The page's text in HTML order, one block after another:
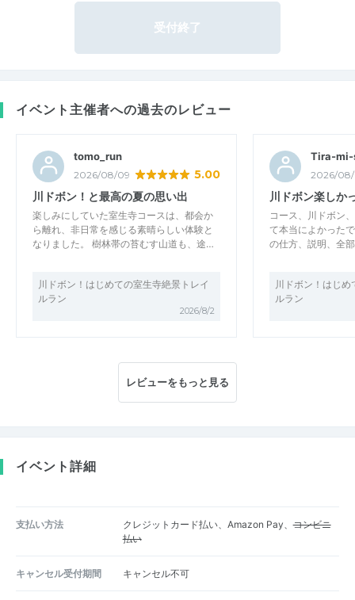
受付終了
イベント主催者への過去のレビュー
tomo_run
2026/08/09 5.00
川ドボン！と最高の夏の思い出
楽しみにしていた室生寺コースは、都会か
ら離れ、非日常を感じる素晴らしい体験と
なりました。 樹林帯の苔むす山道も、途…
川ドボン！はじめての室生寺絶景トレイ
ルラン
2026/8/2
Tira-mi-
2026/
川ドボン楽しか
コース、川ドボン
て本当によかった
の仕方、説明、全
川ドボン！はじ
ルラン
レビューをもっと見る
イベント詳細
支払い方法 クレジットカード払い、Amazon Pay、コンビニ
払い
キャンセル受付期間 キャンセル不可